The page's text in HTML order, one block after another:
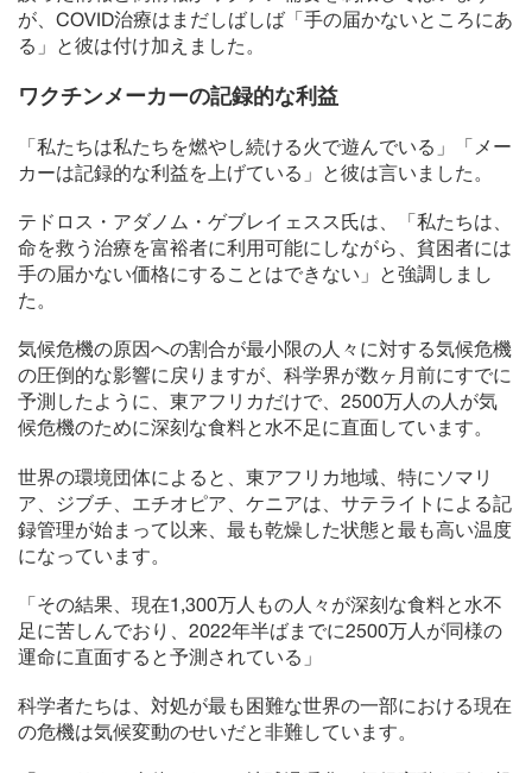
が、COVID治療はまだしばしば「手の届かないところにあ
る」と彼は付け加えました。
ワクチンメーカーの記録的な利益
「私たちは私たちを燃やし続ける火で遊んでいる」「メー
カーは記録的な利益を上げている」と彼は言いました。
テドロス・アダノム・ゲブレイェスス氏は、「私たちは、
命を救う治療を富裕者に利用可能にしながら、貧困者には
手の届かない価格にすることはできない」と強調しまし
た。
気候危機の原因への割合が最小限の人々に対する気候危機
の圧倒的な影響に戻りますが、科学界が数ヶ月前にすでに
予測したように、東アフリカだけで、2500万人の人が気
候危機のために深刻な食料と水不足に直面しています。
世界の環境団体によると、東アフリカ地域、特にソマリ
ア、ジブチ、エチオピア、ケニアは、サテライトによる記
録管理が始まって以来、最も乾燥した状態と最も高い温度
になっています。
「その結果、現在1,300万人もの人々が深刻な食料と水不
足に苦しんでおり、2022年半ばまでに2500万人が同様の
運命に直面すると予測されている」
科学者たちは、対処が最も困難な世界の一部における現在
の危機は気候変動のせいだと非難しています。